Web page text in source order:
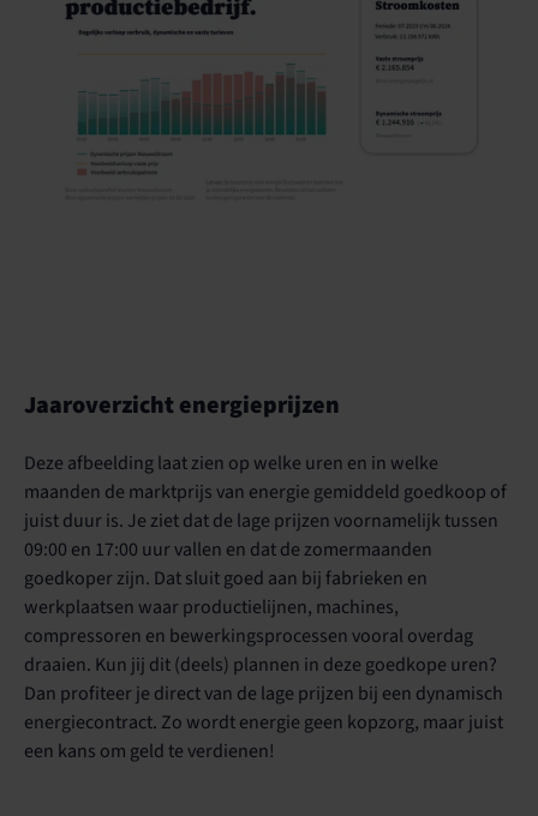
Jaaroverzicht energieprijzen
Deze afbeelding laat zien op welke uren en in welke
maanden de marktprijs van energie gemiddeld goedkoop of
juist duur is. Je ziet dat de lage prijzen voornamelijk tussen
09:00 en 17:00 uur vallen en dat de zomermaanden
goedkoper zijn. Dat sluit goed aan bij fabrieken en
werkplaatsen waar productielijnen, machines,
compressoren en bewerkingsprocessen vooral overdag
draaien. Kun jij dit (deels) plannen in deze goedkope uren?
Dan profiteer je direct van de lage prijzen bij een dynamisch
energiecontract. Zo wordt energie geen kopzorg, maar juist
een kans om geld te verdienen!